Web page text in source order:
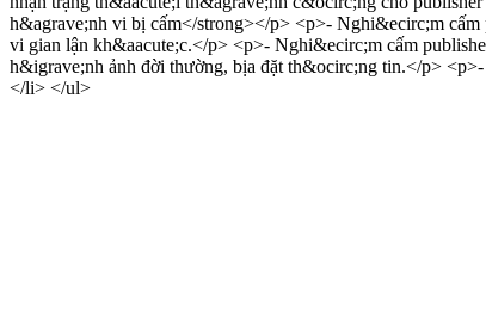
h&agrave;nh vi bị cấm</strong></p> <p>- Nghi&ecirc;m
vi gian lận kh&aacute;c.</p> <p>- Nghi&ecirc;m cấm
h&igrave;nh ảnh đời thường, bịa đặt th&ocirc;ng tin.</p>
</li> </ul>